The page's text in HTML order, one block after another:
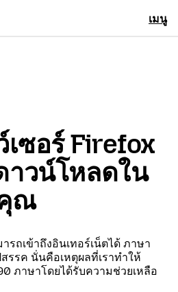
เมนู
เซอร์ Firefox
าวน์โหลดใน
ณ
รถเข้าถึงอินเทอร์เน็ตได้ ภาษา
รรค นั่นคือเหตุผลที่เราทำให้
ภาษาโดยได้รับความช่วยเหลือ